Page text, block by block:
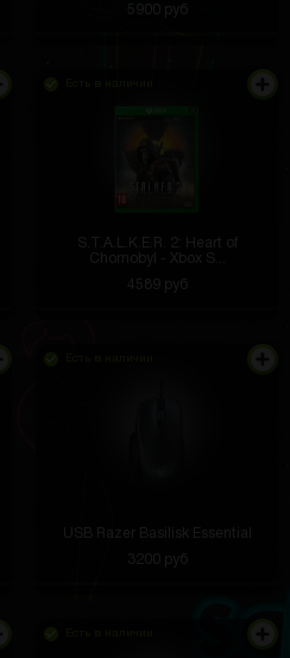
5900 руб
S.T.A.L.K.E.R. 2: Heart of
Chornobyl - Xbox S...
4589 руб
USB Razer Basilisk Essential
3200 руб